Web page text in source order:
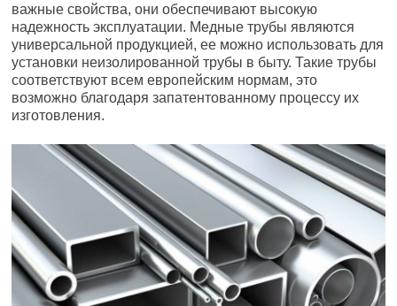
важные свойства, они обеспечивают высокую
надежность эксплуатации. Медные трубы являются
универсальной продукцией, ее можно использовать для
установки неизолированной трубы в быту. Такие трубы
соответствуют всем европейским нормам, это
возможно благодаря запатентованному процессу их
изготовления.